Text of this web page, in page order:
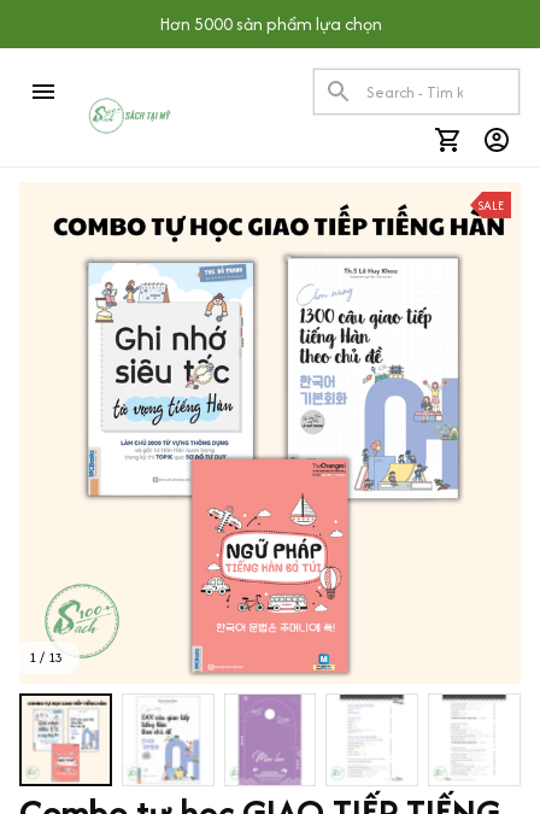
Hơn 5000 sản phẩm lựa chọn
1 / 13
SALE